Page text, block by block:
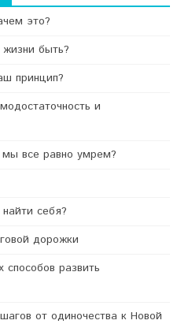
это?
быть?
принцип?
и
все равно умрем?
себя?
дорожки
развить
от одиночества к Новой